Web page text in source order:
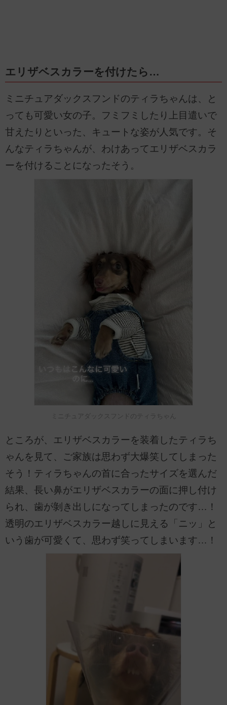
エリザベスカラーを付けたら…
ミニチュアダックスフンドのティラちゃんは、と
っても可愛い女の子。フミフミしたり上目遣いで
甘えたりといった、キュートな姿が人気です。そ
んなティラちゃんが、わけあってエリザベスカラ
ーを付けることになったそう。
ミニチュアダックスフンドのティラちゃん
ところが、エリザベスカラーを装着したティラち
ゃんを見て、ご家族は思わず大爆笑してしまった
そう！ティラちゃんの首に合ったサイズを選んだ
結果、長い鼻がエリザベスカラーの面に押し付け
られ、歯が剝き出しになってしまったのです…！
透明のエリザベスカラー越しに見える「ニッ」と
いう歯が可愛くて、思わず笑ってしまいます…！